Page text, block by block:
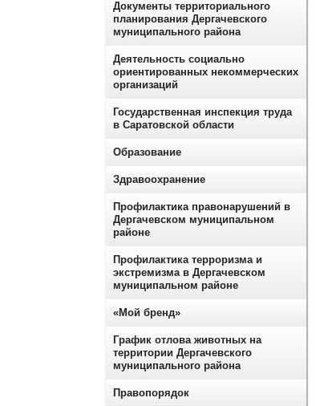
Документы территориального
планирования Дергачевского
муниципального района
Деятельность социально
ориентированных некоммерческих
организаций
Государственная инспекция труда
в Саратовской области
Образование
Здравоохранение
Профилактика правонарушений в
Дергачевском муниципальном
районе
Профилактика терроризма и
экстремизма в Дергачевском
муниципальном районе
«Мой бренд»
График отлова животных на
территории Дергачевского
муниципального района
Правопорядок